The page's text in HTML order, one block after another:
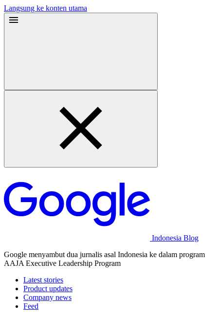
Langsung ke konten utama
Indonesia Blog
Google menyambut dua jurnalis asal Indonesia ke dalam program
AAJA Executive Leadership Program
Latest stories
Product updates
Company news
Feed